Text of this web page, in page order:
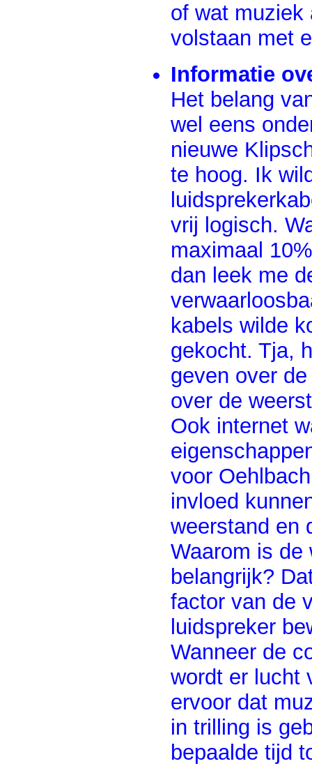
of wat muziek
volstaan met
Informatie
Het belang
wel eens
nieuwe
te hoog. Ik
vrij logisch.
maximaal
dan leek me
kabels wilde
gekocht. Tja,
geven over
over de
Ook internet
voor
invloed
weerstand en
Waarom is de
belangrijk?
factor van de
luidspreker
Wanneer de
wordt er lucht
ervoor dat
in trilling is
bepaalde tijd